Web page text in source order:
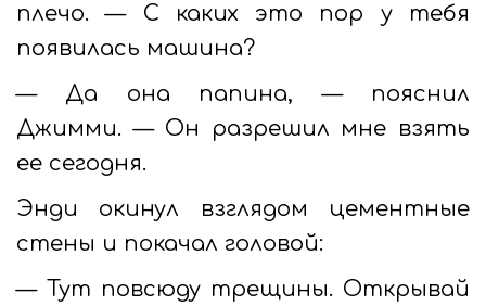
плечо. — С каких это пор у тебя
появилась машина?
— Да она папина, — пояснил
Джимми. — Он разрешил мне взять
ее сегодня.
Энди окинул взглядом цементные
стены и покачал головой:
— Тут повсюду трещины. Открывай